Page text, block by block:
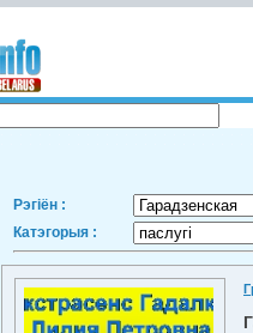
Рэгіён :
Катэгорыя :